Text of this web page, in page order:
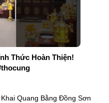
Thức Hoàn Thiện!
Quang Bằng Đồng Sơn